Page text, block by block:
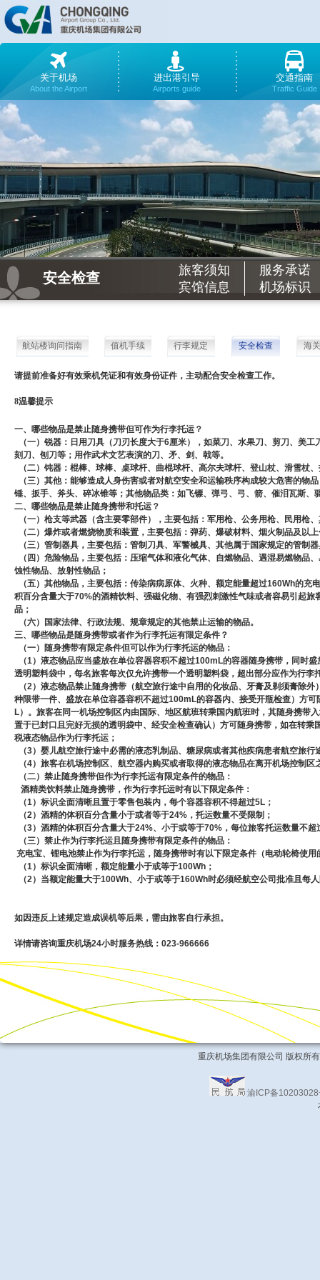
关于机场
About the Airport
进出港引导
Airports guide
交通指南
Traffic Guide
安全检查 旅客须知
服务承诺
宾馆信息
机场标识
航站楼询问指南 值机手续 行李规定 安全检查 海
请提前准备好有效乘机凭证和有效身份证件， 主动配合安全检查工作。
8温馨提示
一、哪些物品是禁止随身携带但可作为行李托运？
（一）锐器 ： 日用 刀具 （刀刃长度大于6厘米） ， 如菜刀、 水果刀 、 剪刀 、 美工
刻刀 、 刨刀等 ； 用作武术文艺表演的刀 、 矛、 剑、戟等。
（二）钝器 ： 棍棒、 球棒、 桌球杆、 曲棍球杆、 高尔夫球杆、 登山杖、 滑雪杖、
（三）其他：能够造成人身伤害或者对航空安全和运输秩序构成较大危害的物
锤、 扳手、 斧头、 碎冰锥等 ； 其他物品类 ： 如飞镖、 弹弓、 弓、 箭、 催泪瓦斯、
二、哪些物品是禁止随身携带和托运 ？
（一）枪支等武器 （含主要零部件） ， 主要包括： 军用枪、 公务用枪、 民用枪、
（二）爆炸或者燃烧物质和装置 ， 主要包括： 弹药、 爆破材料、 烟火制品及以上
（三）管制器具 ， 主要包括： 管制刀具、 军警械具、 其他属于国家规定的管制
（四）危险物品 ， 主要包括： 压缩气体和液化气体、 自燃物品、 遇湿易燃物品、
蚀性物品、 放射性物品 ；
（五）其他物品 ， 主要包括： 传染病病原体、 火种、 额定能量超过160Wh的充
积百分含量大于70%的酒精饮料、 强磁化物、 有强烈刺激性气味或者容易引起旅
品 ；
（六）国家法律、行政法规、规章规定的其他禁止运输的物品。
三、哪些物品是随身携带或者作为行李托运有限定条件 ？
（一）
随身携带有限定条件但可以作为行李托运的物品 ：
（1）液态物品应当盛放在单位容器容积不超过100mL的容器随身携带 ， 同 时盛
透明塑料袋中 ， 每名旅客每次仅允许携带一个透明塑料袋 ， 超出部分应作为行李
（2） 液态物品禁止随身携带 （航空旅行途中自用的化妆品、 牙膏及剃须膏除外
种限带一件、 盛放在单位容器容积不超过100mL的容器内、 接受开瓶检查） 方可
L） 。 旅客在同一机场控制区内由国际、 地区航班转乘国内航班时 ， 其随身携带
置于已封口 且完好无损的透明袋中、 经安全检查确认 ） 方可随身携带 ， 如在转乘
税液态物品作为行李托运 ；
（3） 婴儿航空旅行途中必需的液态乳制品、 糖尿病或者其他疾病患者航空旅行
（4）旅客在机场控制区、 航空器内购买或者取得的液态物品在离开机场控制区
（二）禁止随身携带但作为行李托运有限定条件的物品 ：
酒精类饮料禁止随身携带，作为行李托运时有以下限定条件：
（1）标识全面清晰且置于零售包装内 ， 每个容器容积不得超过5L ；
（2）酒精的体积百分含量小于或者等于24% ， 托运数量不受限制 ；
（3）酒精的体积百分含量大于24%、 小于或等于70% ， 每位旅客托运数量不超
（三）禁止作为行李托运且随身携带有限定条件的物品 ：
充电宝、锂电池禁止作为行李托运 ， 随身携带时有以下限定条件 （电动轮椅使用
（1）标识全面清晰 ， 额定能量小于或等于100Wh ；
（2）当额定能量大于100Wh、 小于或等于160Wh时必须经航空公司 批准且每人
如因违反上述规定造成误机等后果，需由旅客自行承担。
详情请咨询重庆机场24小时服务热线：023-966666
重庆机场集团有限公司 版权所
渝ICP备10203028